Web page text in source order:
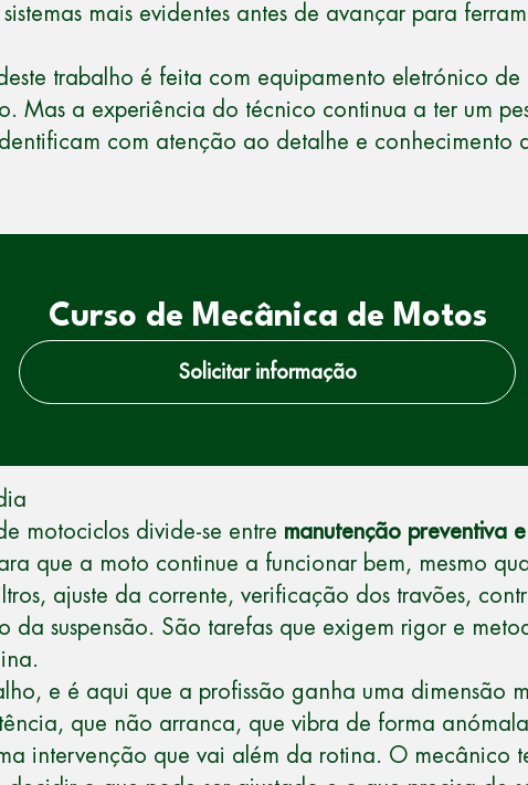
mais evidentes antes de avançar para
trabalho é feita com equipamento eletrónico
Mas a experiência do técnico continua a ter um
com atenção ao detalhe e conhecimento
Curso de Mecânica de Motos
Solicitar informação
motociclos divide-se entre manutenção preventiva
que a moto continue a funcionar bem, mesmo
ajuste da corrente, verificação dos travões,
da suspensão. São tarefas que exigem rigor e
e é aqui que a profissão ganha uma dimensão
que não arranca, que vibra de forma
intervenção que vai além da rotina. O mecânico